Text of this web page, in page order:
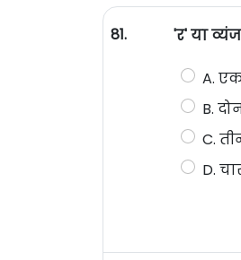
81. 'र' या
A.
B.
C.
D.